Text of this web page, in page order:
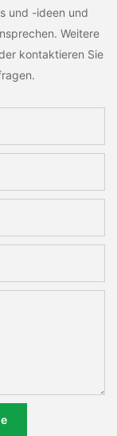
und -ideen und
Weitere
kontaktieren Sie